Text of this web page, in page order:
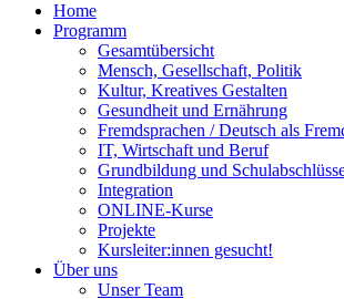
Home
Programm
Gesamtübersicht
Mensch, Gesellschaft, Politik
Kultur, Kreatives Gestalten
Gesundheit und Ernährung
Fremdsprachen / Deutsch als
IT, Wirtschaft und Beruf
Grundbildung und
Integration
ONLINE-Kurse
Projekte
Kursleiter:innen gesucht!
Über uns
Unser Team